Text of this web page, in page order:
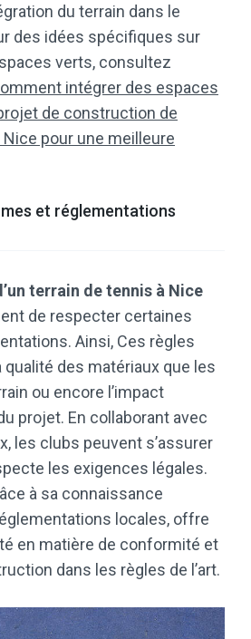
du terrain dans le
des idées spécifiques sur
verts, consultez
intégrer des espaces
de construction de
pour une meilleure
et réglementations
terrain de tennis à Nice
de respecter certaines
Ainsi, Ces règles
des matériaux que les
ou encore l’impact
projet. En collaborant avec
les clubs peuvent s’assurer
les exigences légales.
à sa connaissance
locales, offre
en matière de conformité et
dans les règles de l’art.